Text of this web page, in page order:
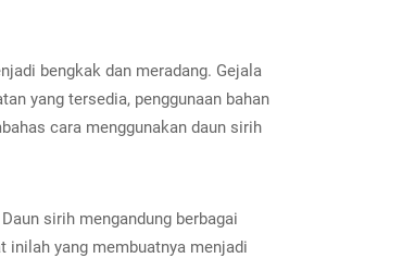
bengkak dan meradang. Gejala
yang tersedia, penggunaan bahan
cara menggunakan daun sirih
sirih mengandung berbagai
yang membuatnya menjadi